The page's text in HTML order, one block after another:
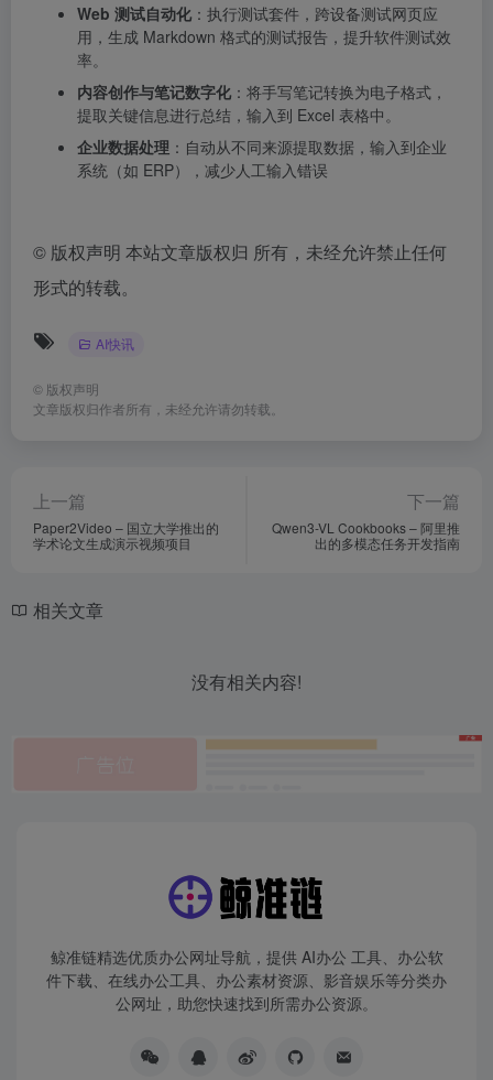
Web 测试自动化 ：执行测试套件，跨设备测试网页应
用，生成 Markdown 格式的测试报告，提升软件测试效
率。
内容创作与笔记数字化 ：将手写笔记转换为电子格式，
提取关键信息进行总结，输入到 Excel 表格中。
企业数据处理 ：自动从不同来源提取数据，输入到企业
系统（如 ERP），减少人工输入错误
© 版权声明 本站文章版权归 所有，未经允许禁止任何
形式的转载。
AI快讯
© 版权声明
文章版权归作者所有，未经允许请勿转载。
上一篇
Paper2Video – 国立大学推出的
学术论文生成演示视频项目
下一篇
Qwen3-VL Cookbooks – 阿里推
出的多模态任务开发指南
相关文章
没有相关内容!
鲸准链精选优质办公网址导航，提供 AI办公 工具、办公软
件下载、在线办公工具、办公素材资源、影音娱乐等分类办
公网址，助您快速找到所需办公资源。